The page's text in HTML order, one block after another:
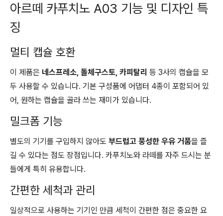
아르떼 카푸치노 A03 기능 및 디자인 특
징
멀티 캡슐 호환
이 제품은 네스프레소, 돌체구스토, 카피탈리 등 3사의 캡슐을 모
두 사용할 수 있습니다. 기본 구성품에 어댑터 4종이 포함되어 있
어, 원하는 캡슐을 골라 쓰는 재미가 있습니다.
밀크폼 기능
별도의 기기를 구입하지 않아도 부드럽고 풍성한 우유 거품을 즐
길 수 있다는 점도 장점입니다. 카푸치노와 라떼를 자주 드시는 분
들에게 특히 유용합니다.
간편한 세척과 관리
일상적으로 사용하는 기기인 만큼 세척이 간편한 점은 중요한 요